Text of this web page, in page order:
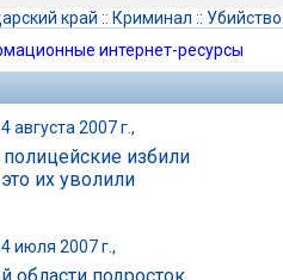
край :: Криминал :: Убийство
интернет-ресурсы
августа 2007 г.,
избили
их уволили
июля 2007 г.,